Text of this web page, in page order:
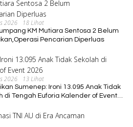
2026 18 Lihat
KM Mutiara Sentosa 2 Belum
Pencarian Diperluas
2026 13 Lihat
Sumenep: Ironi 13.095 Anak Tidak
di Tengah Euforia Kalender of Event